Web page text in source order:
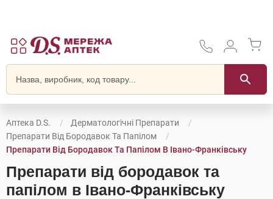
Аптека D.S.
Дерматологічні Препарати
Препарати Від Бородавок Та Папілом
Препарати Від Бородавок Та Папілом В Івано-Франківську
Препарати від бородавок та
папілом в Івано-Франківську